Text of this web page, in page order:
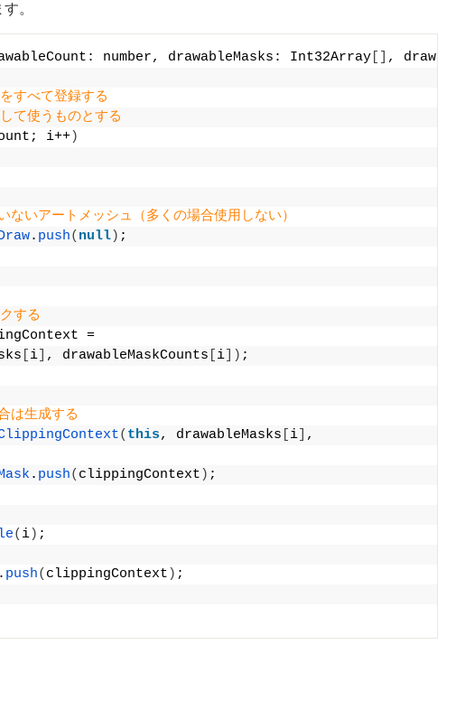
。
number, drawableMasks: Int32Array
,
すべて登録する
て使うものとする
i++)
いアートメッシュ（多くの場合使用しない）
. push( null) ;
する
=
i , drawableMaskCounts i ]) ;
は生成する
( this, drawableMasks i
,
. push( clippingContext ) ;
( i) ;
. push( clippingContext ) ;